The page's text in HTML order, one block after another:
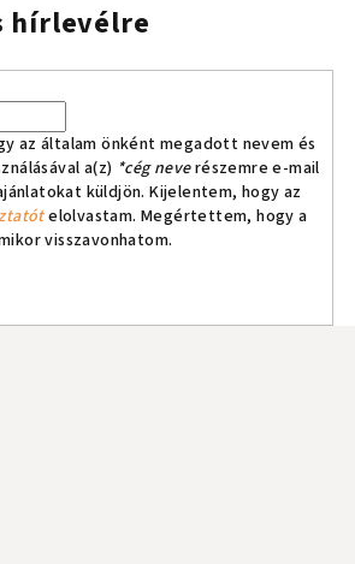
hírlevélre
az általam önként megadott nevem és
a(z) *cég neverészemre e-mail
küldjön. Kijelentem, hogy az
elolvastam. Megértettem, hogy a
visszavonhatom.